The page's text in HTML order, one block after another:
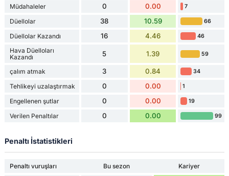
Müdahaleler 0 0.00 7
Düellolar 38 10.59 66
Düellolar Kazandı 16 4.46 46
Hava Düelloları
Kazandı
5 1.39 59
çalım atmak 3 0.84 34
Tehlikeyi uzalaştırmak 0 0.00 1
Engellenen şutlar 0 0.00 19
Verilen Penaltılar 0 0.00 99
Penaltı İstatistikleri
Penaltı vuruşları Bu sezon
Kariyer